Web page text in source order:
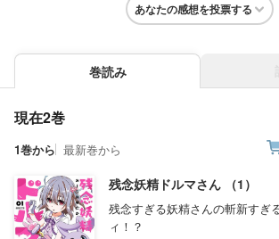
あなたの感想を投票する
巻読み
現在2巻
1巻から 最新巻から
残念妖精ドルマさん （1）
残念すぎる妖精さんの斬新すぎ
ィ！？